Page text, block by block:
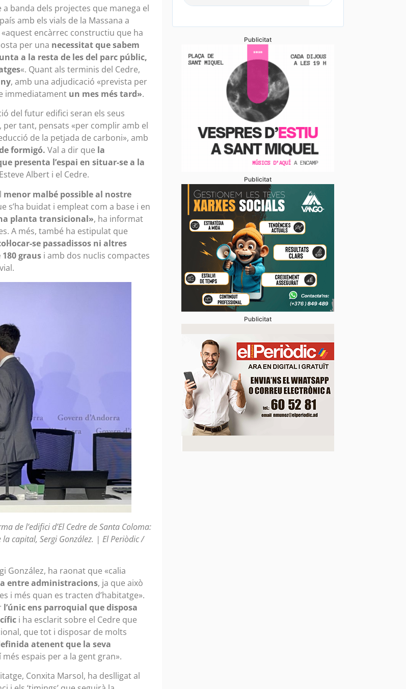
banda dels projectes que manega el
amb els vials de la Massana a
encàrrec constructiu que ha
per una necessitat que sabem
a la resta de les del parc públic,
«. Quant als terminis del Cedre,
, amb una adjudicació «prevista per
immediatament un mes més tard».
del futur edifici seran els seus
per tant, pensats «per complir amb el
de la petjada de carboni», amb
formigó. Val a dir que la
presenta l’espai en situar-se a la
Albert i el Cedre.
menor malbé possible al nostre
s’ha buidat i empleat com a base i en
planta transicional», ha informat
A més, també ha estipulat que
se passadissos ni altres
graus i amb dos nuclis compactes
de l’edifici d’El Cedre de Santa Coloma:
capital, Sergi González. | El Periòdic /
González, ha raonat que «calia
entre administracions, ja que això
i més quan es tracten d’habitatge».
l’únic ens parroquial que disposa
i ha esclarit sobre el Cedre que
que tot i disposar de molts
atenent que la seva
més espais per a la gent gran».
Conxita Marsol, ha deslligat al
Publicitat
Publicitat
Publicitat